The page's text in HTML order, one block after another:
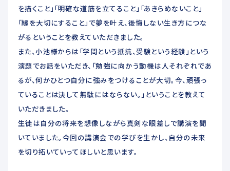
を描くこと」「明確な道筋を立てること」「あきらめないこと」
「縁を大切にすること」で夢を叶え、後悔しない生き方につな
がるということを教えていただきました。
また、小池様からは「学問という抵抗、受験という経験」という
演題でお話をいただき、「勉強に向かう動機は人それぞれであ
るが、何かひとつ自分に強みをつけることが大切。今、頑張っ
ていることは決して無駄にはならない。」ということを教えて
いただきました。
生徒は自分の将来を想像しながら真剣な眼差しで講演を聞
いていました。今回の講演会での学びを生かし、自分の未来
を切り拓いていってほしいと思います。